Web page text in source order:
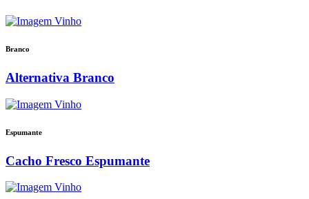
Branco
Alternativa Branco
Espumante
Cacho Fresco Espumante